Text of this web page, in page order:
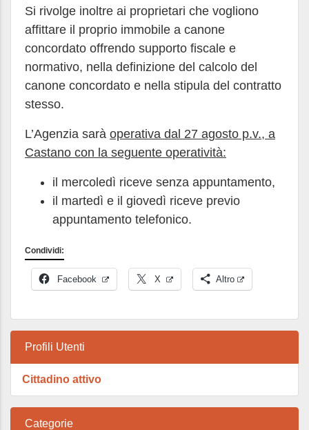
Si rivolge inoltre ai proprietari che vogliono
affittare il proprio immobile a canone
concordato offrendo supporto fiscale e
normativo, nella definizione del calcolo del
canone concordato e nella stipula del contratto
stesso.
L’Agenzia sarà operativa dal 27 agosto p.v., a
Castano con la seguente operatività:
il mercoledì riceve senza appuntamento,
il martedì e il giovedì riceve previo
appuntamento telefonico.
Condividi:
Facebook X Altro
Profili Utenti
Cittadino attivo
Categorie